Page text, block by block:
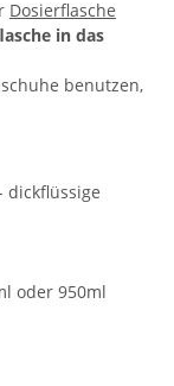
Dosierflasche
in das
benutzen,
dickflüssige
oder 950ml